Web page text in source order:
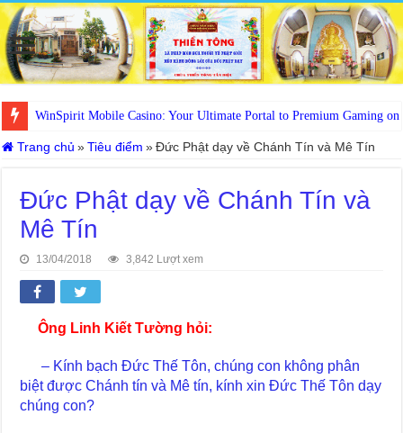
WinSpirit Mobile Casino: Your Ultimate Portal to Premium Gaming on
Trang chủ » Tiêu điểm » Đức Phật dạy về Chánh Tín và Mê Tín
Đức Phật dạy về Chánh Tín và
Mê Tín
13/04/2018 3,842 Lượt xem
Ông Linh Kiết Tường hỏi:
– Kính bạch Đức Thế Tôn, chúng con không phân
biệt được Chánh tín và Mê tín, kính xin Đức Thế Tôn dạy
chúng con?